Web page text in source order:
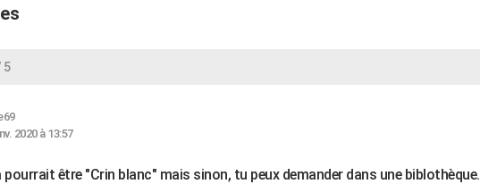
5
2020 à 13:57
pourrait être "Crin blanc" mais sinon, tu peux demander dans une biblothèque.